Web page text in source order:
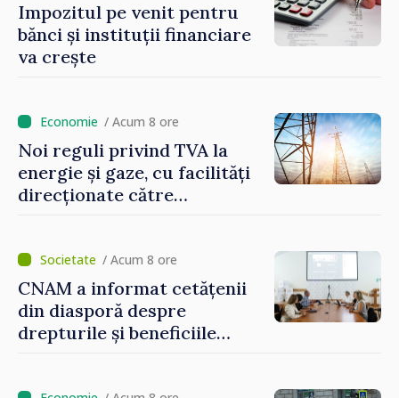
Impozitul pe venit pentru
bănci și instituții financiare
va crește
/ Acum 8 ore
Noi reguli privind TVA la
energie și gaze, cu facilități
direcționate către
/ Acum 8 ore
CNAM a informat cetățenii
din diasporă despre
drepturile și beneficiile